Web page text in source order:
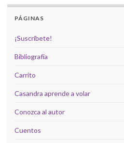
PÁGINAS
¡Suscríbete!
Bibliografía
Carrito
Casandra aprende a volar
Conozca al autor
Cuentos